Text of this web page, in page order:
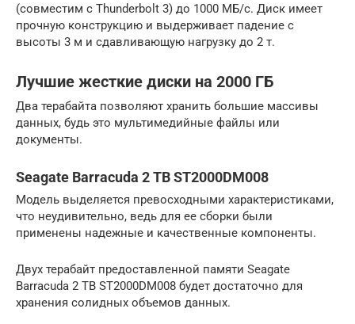
(совместим с Thunderbolt 3) до 1000 МБ/с. Диск имеет
прочную конструкцию и выдерживает падение с
высоты 3 м и сдавливающую нагрузку до 2 т.
Лучшие жесткие диски на 2000 ГБ
Два терабайта позволяют хранить большие массивы
данных, будь это мультимедийные файлы или
документы.
Seagate Barracuda 2 TB ST2000DM008
Модель выделяется превосходными характеристиками,
что неудивительно, ведь для ее сборки были
применены надежные и качественные компоненты.
Двух терабайт предоставленной памяти Seagate
Barracuda 2 TB ST2000DM008 будет достаточно для
хранения солидных объемов данных.